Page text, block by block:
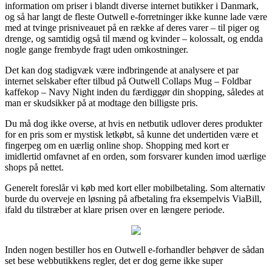
information om priser i blandt diverse internet butikker i Danmark,
og så har langt de fleste Outwell e-forretninger ikke kunne lade være
med at tvinge prisniveauet på en række af deres varer – til piger og
drenge, og samtidig også til mænd og kvinder – kolossalt, og endda
nogle gange frembyde fragt uden omkostninger.
Det kan dog stadigvæk være indbringende at analysere et par
internet selskaber efter tilbud på Outwell Collaps Mug – Foldbar
kaffekop – Navy Night inden du færdiggør din shopping, således at
man er skudsikker på at modtage den billigste pris.
Du må dog ikke overse, at hvis en netbutik udlover deres produkter
for en pris som er mystisk letkøbt, så kunne det undertiden være et
fingerpeg om en uærlig online shop. Shopping med kort er
imidlertid omfavnet af en orden, som forsvarer kunden imod uærlige
shops på nettet.
Generelt foreslår vi køb med kort eller mobilbetaling. Som alternativ
burde du overveje en løsning på afbetaling fra eksempelvis ViaBill,
ifald du tilstræber at klare prisen over en længere periode.
Inden nogen bestiller hos en Outwell e-forhandler behøver de sådan
set bese webbutikkens regler, det er dog gerne ikke super